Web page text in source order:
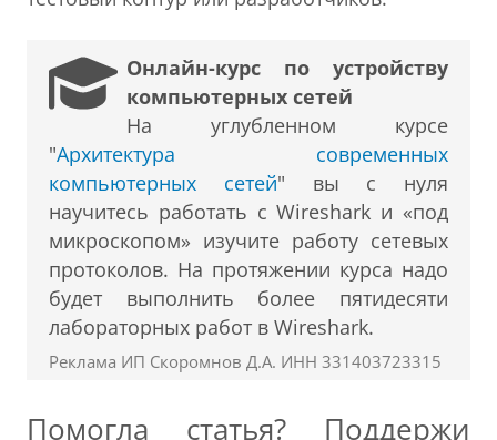
Онлайн-курс по устройству
компьютерных сетей
На углубленном курсе
"Архитектура современных
компьютерных сетей" вы с нуля
научитесь работать с Wireshark и «под
микроскопом» изучите работу сетевых
протоколов. На протяжении курса надо
будет выполнить более пятидесяти
лабораторных работ в Wireshark.
Реклама ИП Скоромнов Д.А. ИНН 331403723315
Помогла статья? Поддержи